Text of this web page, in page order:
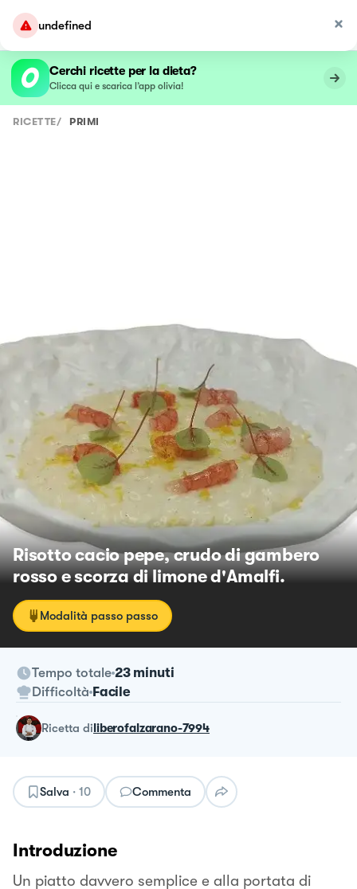
undefined
Cerchi ricette per la dieta?
Clicca qui e scarica l’app olivia!
RICETTE/ PRIMI
Risotto cacio pepe, crudo di gambero
rosso e scorza di limone d'Amalfi.
Modalità passo passo
Tempo totale 23 minuti
Difficoltà Facile
ricetta diliberofalzarano-7994
Salva · 10 Commenta
Introduzione
Un piatto davvero semplice e alla portata di